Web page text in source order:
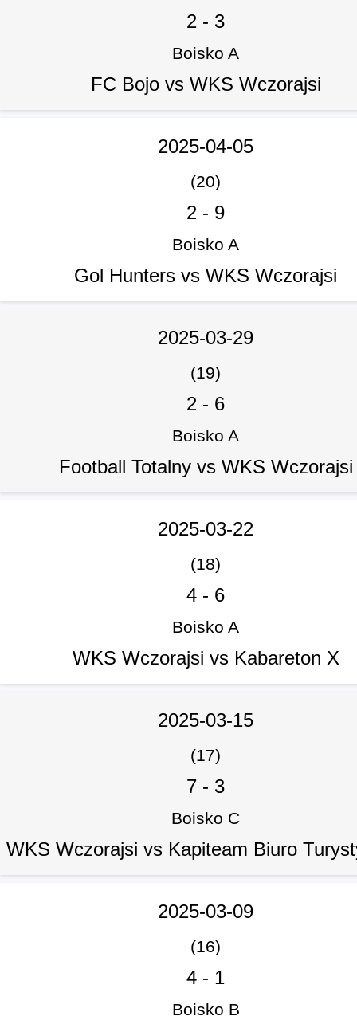
2 - 3
Boisko A
FC Bojo vs WKS Wczorajsi
2025-04-05
(20)
2 - 9
Boisko A
Gol Hunters vs WKS Wczorajsi
2025-03-29
(19)
2 - 6
Boisko A
Football Totalny vs WKS Wczorajsi
2025-03-22
(18)
4 - 6
Boisko A
WKS Wczorajsi vs Kabareton X
2025-03-15
(17)
7 - 3
Boisko C
WKS Wczorajsi vs Kapiteam Biuro
2025-03-09
(16)
4 - 1
Boisko B